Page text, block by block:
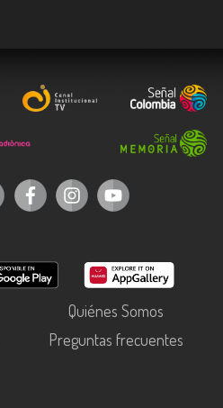
Quiénes Somos
Preguntas frecuentes